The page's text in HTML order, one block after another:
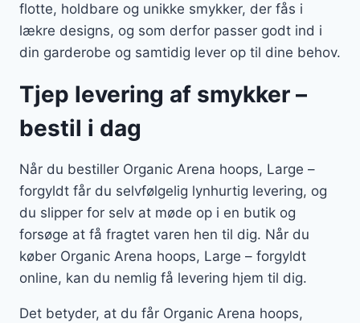
flotte, holdbare og unikke smykker, der fås i
lækre designs, og som derfor passer godt ind i
din garderobe og samtidig lever op til dine behov.
Tjep levering af smykker –
bestil i dag
Når du bestiller Organic Arena hoops, Large –
forgyldt får du selvfølgelig lynhurtig levering, og
du slipper for selv at møde op i en butik og
forsøge at få fragtet varen hen til dig. Når du
køber Organic Arena hoops, Large – forgyldt
online, kan du nemlig få levering hjem til dig.
Det betyder, at du får Organic Arena hoops,